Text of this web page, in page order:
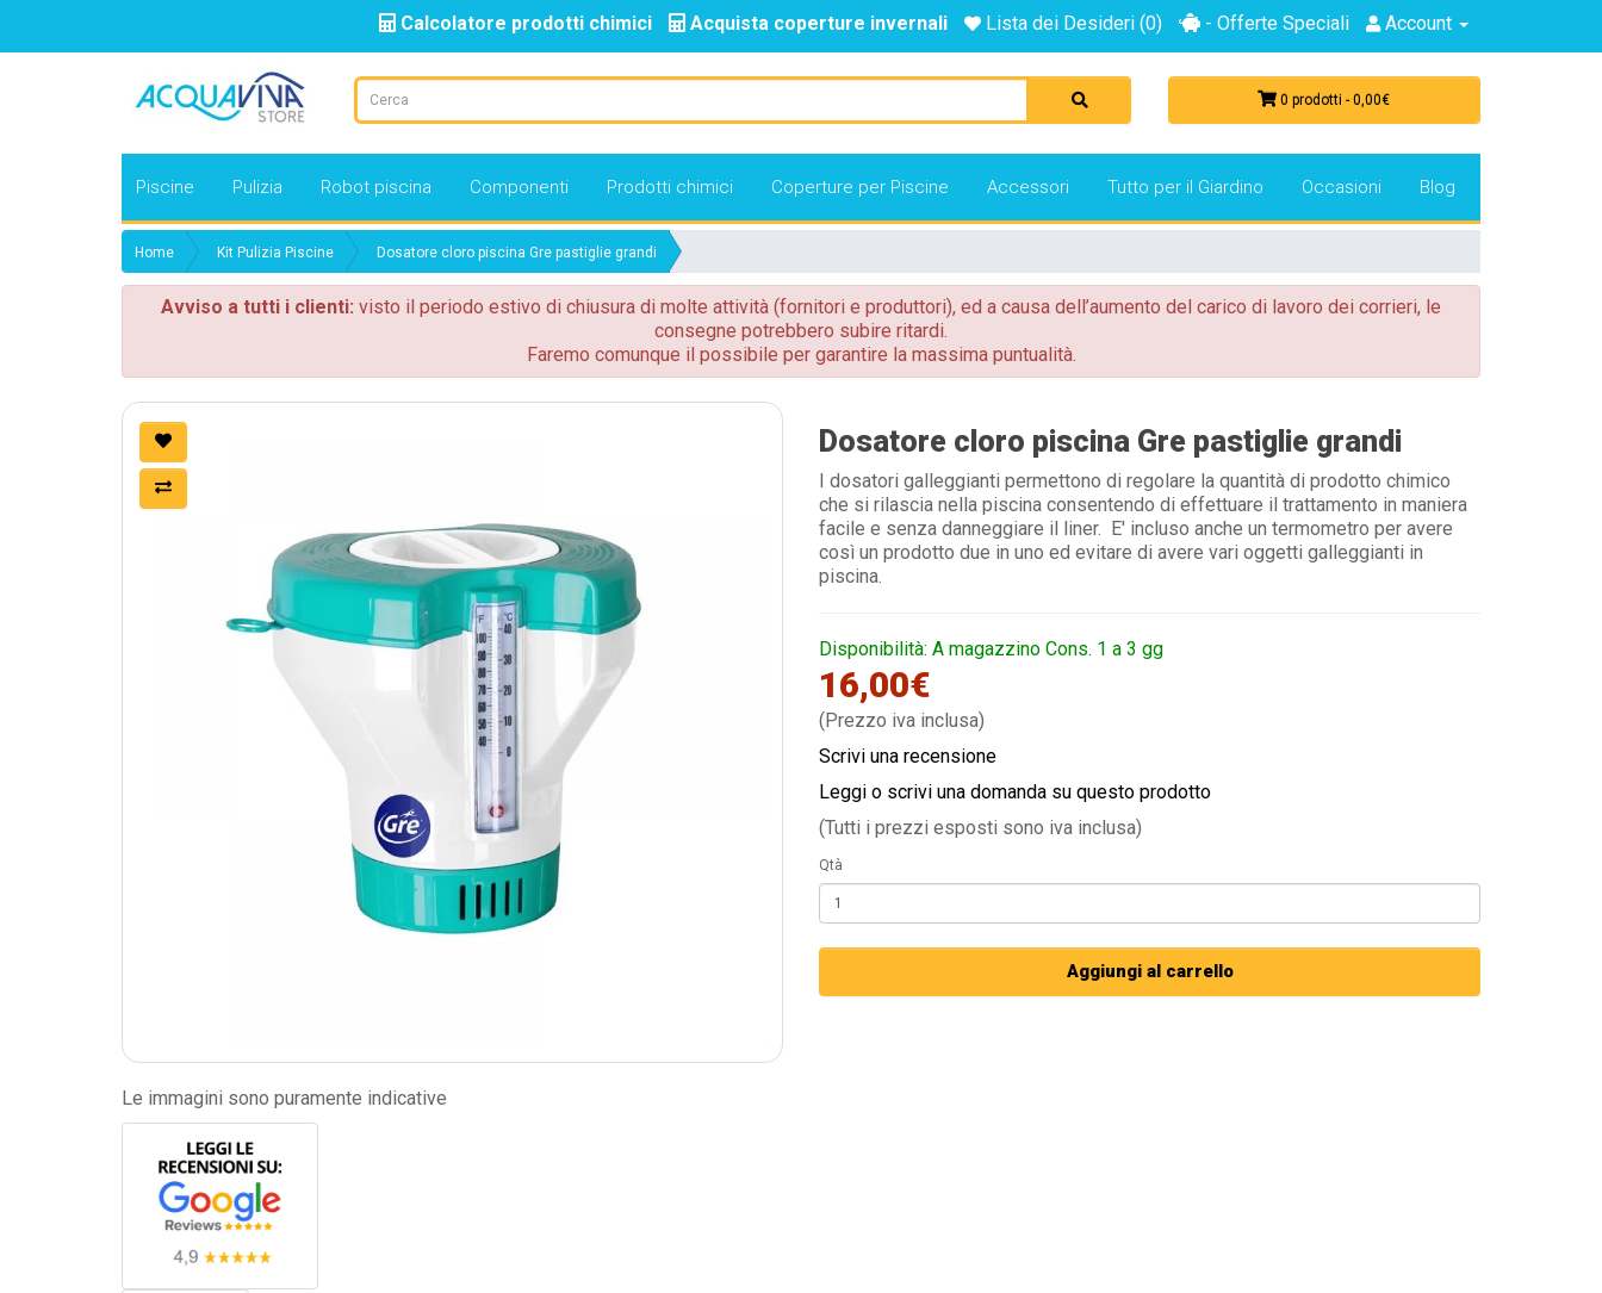
Calcolatore prodotti chimici Acquista coperture invernali Lista dei Desideri (0) - Offerte Speciali Account
0 prodotti - 0,00€
Piscine Pulizia Robot piscina Componenti Prodotti chimici Coperture per Piscine Accessori Tutto per il Giardino Occasioni Blog
Home Kit Pulizia Piscine Dosatore cloro piscina Gre pastiglie grandi
Avviso a tutti i clienti: visto il periodo estivo di chiusura di molte attività (fornitori e produttori), ed a causa dell’aumento del carico di lavoro dei corrieri, le
consegne potrebbero subire ritardi.
Faremo comunque il possibile per garantire la massima puntualità.
Le immagini sono puramente indicative
Dosatore cloro piscina Gre pastiglie grandi
I dosatori galleggianti permettono di regolare la quantità di prodotto chimico
che si rilascia nella piscina consentendo di effettuare il trattamento in maniera
facile e senza danneggiare il liner. E' incluso anche un termometro per avere
così un prodotto due in uno ed evitare di avere vari oggetti galleggianti in
piscina.
Disponibilità: A magazzino Cons. 1 a 3 gg
16,00€
(Prezzo iva inclusa)
Scrivi una recensione
Leggi o scrivi una domanda su questo prodotto
(Tutti i prezzi esposti sono iva inclusa)
Qtà
Aggiungi al carrello